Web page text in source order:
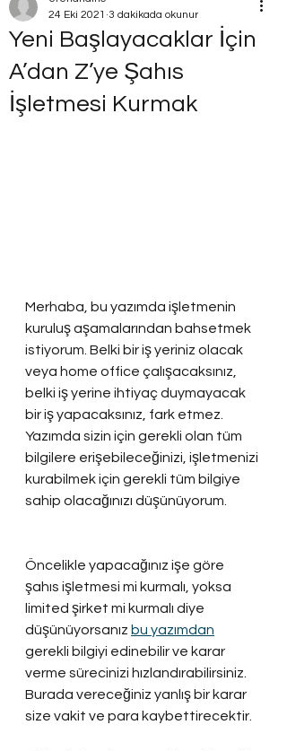
Yeni Başlayacaklar İçin
A’dan Z’ye Şahıs
İşletmesi Kurmak
24 Eki 2021 3 dakikada okunur
Merhaba, bu yazımda işletmenin
kuruluş aşamalarından bahsetmek
istiyorum. Belki bir iş yeriniz olacak
veya home office çalışacaksınız,
belki iş yerine ihtiyaç duymayacak
bir iş yapacaksınız, fark etmez.
Yazımda sizin için gerekli olan tüm
bilgilere erişebileceğinizi, işletmenizi
kurabilmek için gerekli tüm bilgiye
sahip olacağınızı düşünüyorum.
Öncelikle yapacağınız işe göre
şahıs işletmesi mi kurmalı, yoksa
limited şirket mi kurmalı diye
düşünüyorsanız bu yazımdan
gerekli bilgiyi edinebilir ve karar
verme sürecinizi hızlandırabilirsiniz.
Burada vereceğiniz yanlış bir karar
size vakit ve para kaybettirecektir.